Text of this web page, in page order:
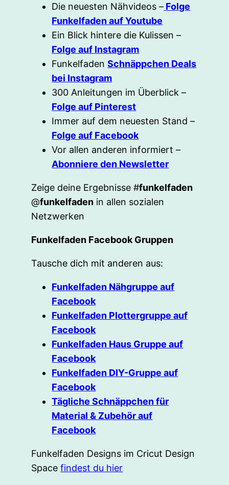
Die neuesten Nähvideos – Folge
Funkelfaden auf Youtube
Ein Blick hintere die Kulissen –
Folge auf Instagram
FunkelfadenSchnäppchen Deals
bei Instagram
300 Anleitungen im Überblick –
Folge auf Pinterest
Immer auf dem neuesten Stand –
Folge auf Facebook
Vor allen anderen informiert –
Abonniere den Newsletter
Zeige deine Ergebnisse #funkelfaden
@funkelfaden in allen sozialen
Netzwerken
Funkelfaden Facebook Gruppen
Tausche dich mit anderen aus:
Funkelfaden Nähgruppe auf
Facebook
Funkelfaden Plottergruppe auf
Facebook
Funkelfaden Haus Gruppe auf
Facebook
Funkelfaden DIY-Gruppe auf
Facebook
Tägliche Schnäppchen für
Material & Zubehör auf
Facebook
Funkelfaden Designs im Cricut Design
Spacefindest du hier